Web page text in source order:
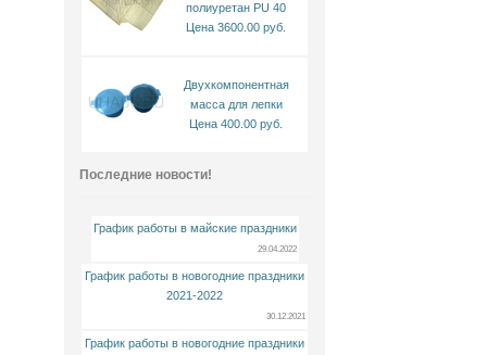
полиуретан PU 40
Цена 3600.00 руб.
Двухкомпонентная
масса для лепки
Цена 400.00 руб.
Последние новости!
График работы в майские праздники
29.04.2022
График работы в новогодние праздники
2021-2022
30.12.2021
График работы в новогодние праздники